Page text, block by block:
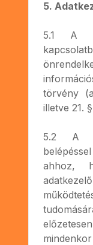
5.
5.1 A
törvény
illetve 21.
5.2 A
ahhoz,